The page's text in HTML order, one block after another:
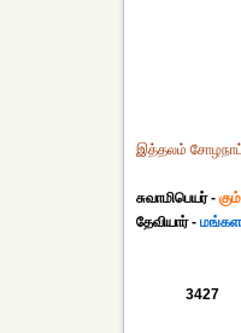
இத்தலம்
சுவாமிபெயர் -
தேவியார் -
3427